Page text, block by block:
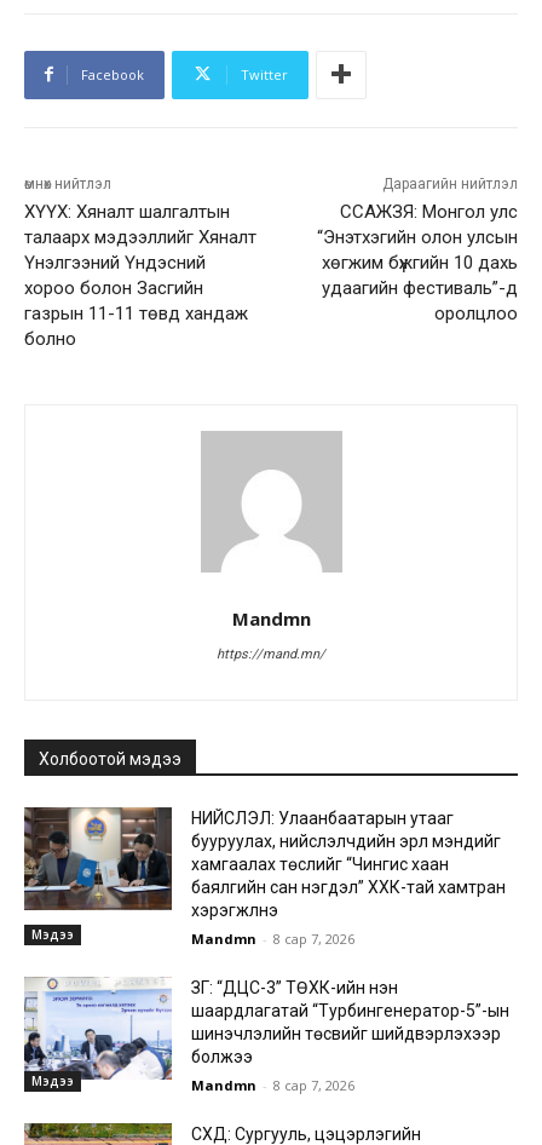
Facebook Twitter
өмнөх нийтлэл
ХҮҮХ: Хяналт шалгалтын
талаарх мэдээллийг Хяналт
Үнэлгээний Үндэсний
хороо болон Засгийн
газрын 11-11 төвд хандаж
болно
Дараагийн нийтлэл
ССАЖЗЯ: Монгол улс
“Энэтхэгийн олон улсын
хөгжим бүжгийн 10 дахь
удаагийн фестиваль”-д
оролцлоо
Mandmn
https://mand.mn/
Холбоотой мэдээ
Мэдээ
НИЙСЛЭЛ: Улаанбаатарын утааг
бууруулах, нийслэлчүүдийн эрүүл мэндийг
хамгаалах төслийг “Чингис хаан
баялгийн сан нэгдэл” ХХК-тай хамтран
хэрэгжүүлнэ
Mandmn - 8 сар 7, 2026
Мэдээ
ЗГ: “ДЦС-3” ТӨХК-ийн нэн
шаардлагатай “Турбингенератор-5”-ын
шинэчлэлийн төсвийг шийдвэрлэхээр
болжээ
Mandmn - 8 сар 7, 2026
СХД: Сургууль, цэцэрлэгийн